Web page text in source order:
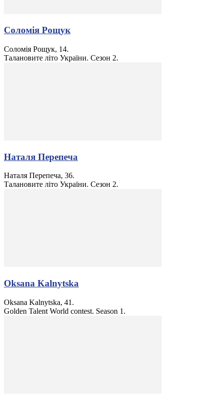
Соломія Рощук
Соломія Рощук, 14.
Талановите літо України. Сезон 2.
Наталя Перепеча
Наталя Перепеча, 36.
Талановите літо України. Сезон 2.
Oksana Kalnytska
Oksana Kalnytska, 41.
Golden Talent World contest. Season 1.